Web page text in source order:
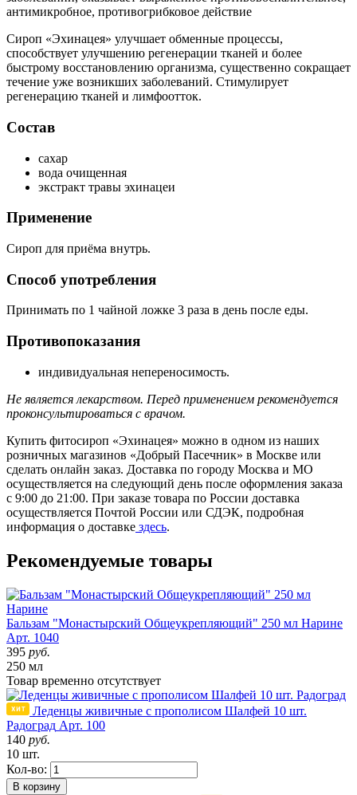
антимикробное, противогрибковое действие
Сироп «Эхинацея» улучшает обменные процессы,
способствует улучшению регенерации тканей и более
быстрому восстановлению организма, существенно сокращает
течение уже возникших заболеваний. Стимулирует
регенерацию тканей и лимфоотток.
Состав
сахар
вода очищенная
экстракт травы эхинацеи
Применение
Сироп для приёма внутрь.
Способ употребления
Принимать по 1 чайной ложке 3 раза в день после еды.
Противопоказания
индивидуальная непереносимость.
Не является лекарством. Перед применением рекомендуется
проконсультироваться с врачом.
Купить фитосироп «Эхинацея» можно в одном из наших
розничных магазинов «Добрый Пасечник» в Москве или
сделать онлайн заказ. Доставка по городу Москва и МО
осуществляется на следующий день после оформления заказа
с 9:00 до 21:00. При заказе товара по России доставка
осуществляется Почтой России или СДЭК, подробная
информация о доставке здесь.
Рекомендуемые товары
Бальзам "Монастырский Общеукрепляющий" 250 мл Нарине
Арт. 1040
395 руб.
250 мл
Товар временно отсутствует
Леденцы живичные с прополисом Шалфей 10 шт.
Радоград Арт. 100
140 руб.
10 шт.
Кол-во:
В корзину